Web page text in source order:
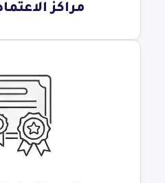
مراكز